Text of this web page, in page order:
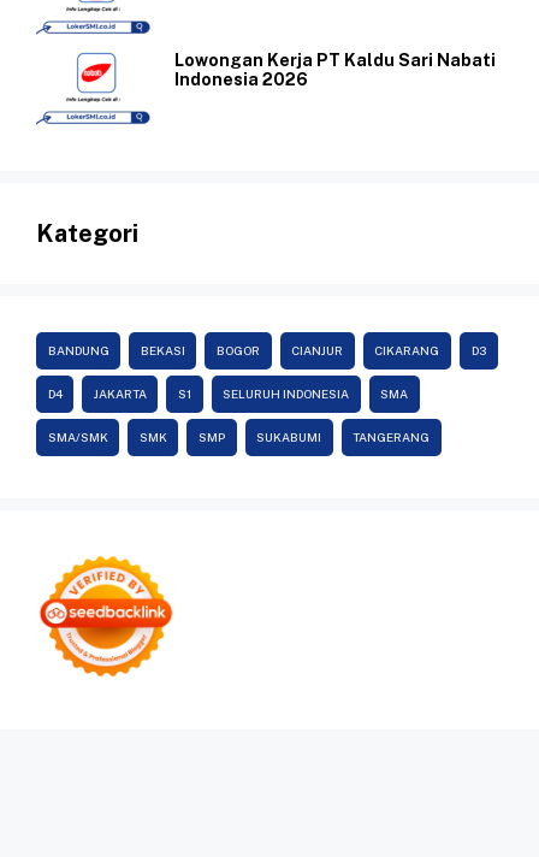
Lowongan Kerja PT Kaldu Sari Nabati
Indonesia 2026
Kategori
BANDUNG BEKASI BOGOR CIANJUR CIKARANG D3
D4 JAKARTA S1 SELURUH INDONESIA SMA
SMA/SMK SMK SMP SUKABUMI TANGERANG